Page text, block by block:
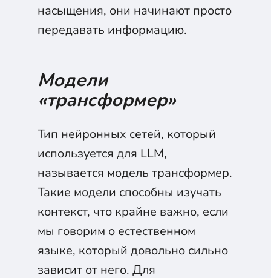
насыщения, они начинают просто
передавать информацию.
Модели
«трансформер»
Тип нейронных сетей, который
используется для LLM,
называется модель трансформер.
Такие модели способны изучать
контекст, что крайне важно, если
мы говорим о естественном
языке, который довольно сильно
зависит от него. Для